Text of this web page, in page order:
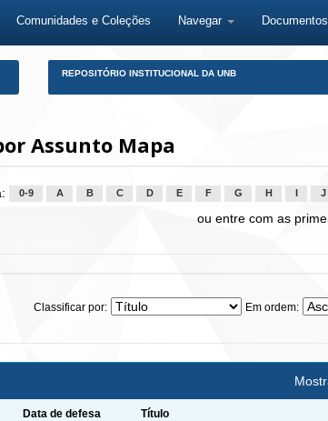
Comunidades e Coleções Navegar Documentos
REPOSITÓRIO INSTITUCIONAL DA UNB
Assunto Mapa
0-9 A B C D E F G H J
ou entre com as
Classificar por: Em ordem:
Data de defesa Título